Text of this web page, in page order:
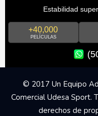
Estabilidad
+40,000
PELÍCULAS
© 2017 Un Equipo
Comercial Udesa Sport.
derechos de